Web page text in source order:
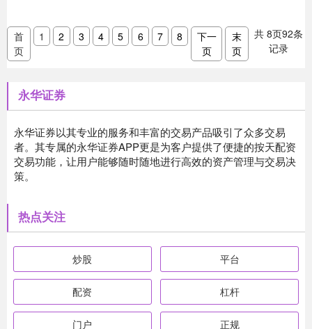
首
页
1 2 3 4 5 6 7 8
下一
页
末
页
共 8页92条
记录
永华证券
永华证券以其专业的服务和丰富的交易产品吸引了众多交易
者。其专属的永华证券APP更是为客户提供了便捷的按天配资
交易功能，让用户能够随时随地进行高效的资产管理与交易决
策。
热点关注
炒股 平台
配资 杠杆
门户 正规